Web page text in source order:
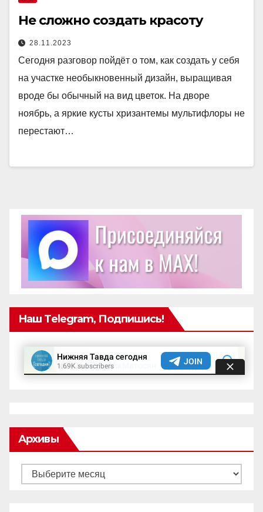
Не сложно создать красоту
28.11.2023
Сегодня разговор пойдёт о том, как создать у себя
на участке необыкновенный дизайн, выращивая
вроде бы обычный на вид цветок. На дворе
ноябрь, а яркие кусты хризантемы мультифлоры не
перестают…
Наш Telegram, Подпишись!
Архивы
Архивы